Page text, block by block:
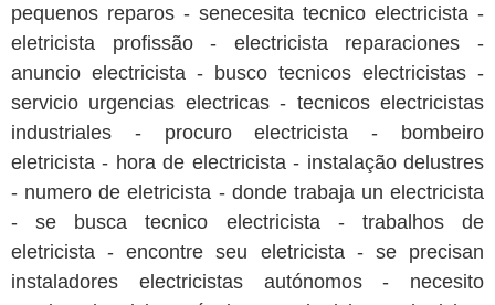
pequenos reparos - senecesita tecnico electricista -
eletricista profissão - electricista reparaciones -
anuncio electricista - busco tecnicos electricistas -
servicio urgencias electricas - tecnicos electricistas
industriales - procuro electricista - bombeiro
eletricista - hora de electricista - instalação delustres
- numero de eletricista - donde trabaja un electricista
- se busca tecnico electricista - trabalhos de
eletricista - encontre seu eletricista - se precisan
instaladores electricistas autónomos - necesito